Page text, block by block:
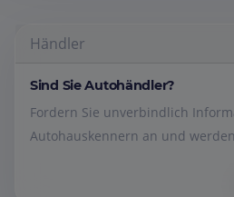
Händler
Sind Sie Autohändler?
Fordern Sie unverbindlich
Autohauskennern an und